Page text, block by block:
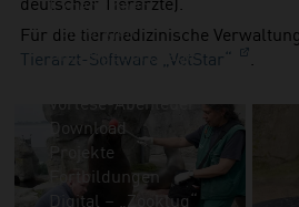
Führungen
Kindergeburtstage
Vorlese-Abenteuer
Download
Projekte
Fortbildungen
Digital – „Zooklug“
Für die tiermedizinische
Tierarzt-Software „VetStar“
.